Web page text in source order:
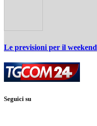
Le previsioni per il weekend
Seguici su